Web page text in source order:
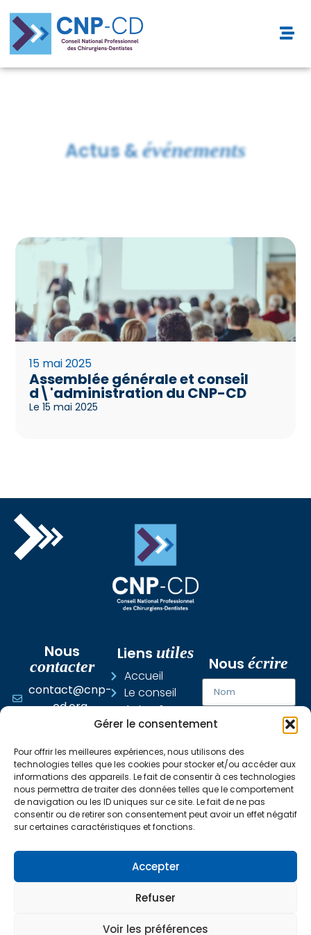
Gérer le consentement
Pour offrir les meilleures expériences, nous utilisons des
technologies telles que les cookies pour stocker et/ou accéder aux
informations des appareils. Le fait de consentir à ces technologies
nous permettra de traiter des données telles que le comportement
de navigation ou les ID uniques sur ce site. Le fait de ne pas
consentir ou de retirer son consentement peut avoir un effet négatif
sur certaines caractéristiques et fonctions.
Accepter
Refuser
Voir les préférences
Actus &événements
15 mai 2025
Assemblée générale et conseil
d\'administration du CNP-CD
Le 15 mai 2025
Nous
contacter
contact@cnp-
cd.org
Liens utiles
Accueil
Le conseil
Actus &
Événements
Certification
DPC
Nousécrire
J'ai lu et j'accepte
confidentialité des